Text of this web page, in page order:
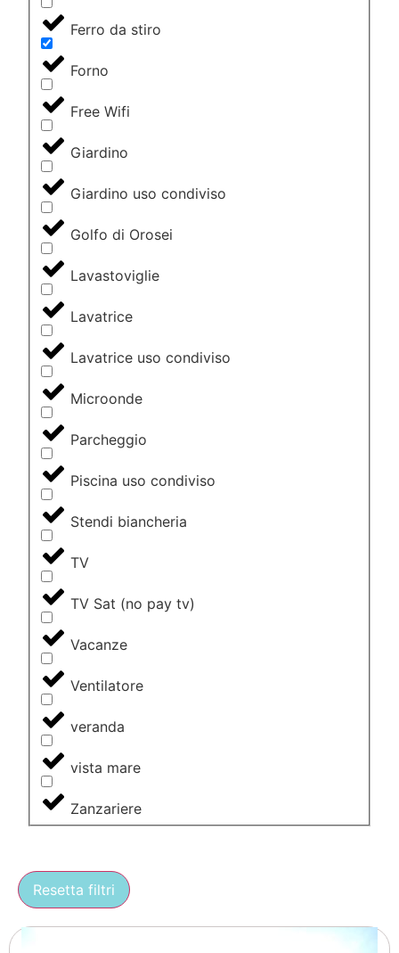
Ferro da stiro
Forno
Free Wifi
Giardino
Giardino uso condiviso
Golfo di Orosei
Lavastoviglie
Lavatrice
Lavatrice uso condiviso
Microonde
Parcheggio
Piscina uso condiviso
Stendi biancheria
TV
TV Sat (no pay tv)
Vacanze
Ventilatore
veranda
vista mare
Zanzariere
Resetta filtri